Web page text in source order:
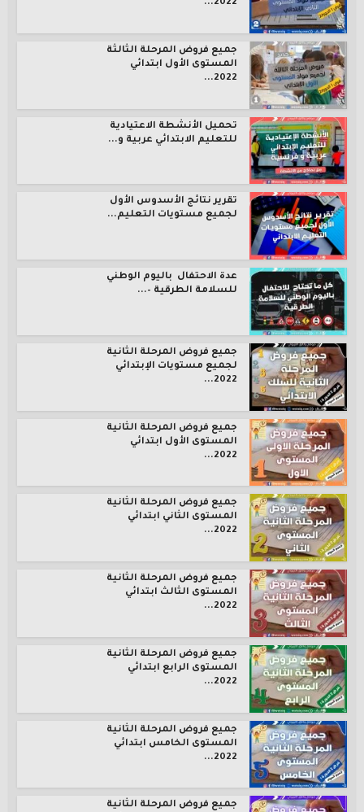
2022...
جميع فروض المرحلة الثالثة
المستوى الأول ابتدائي
2022...
تحميل الأنشطة الاعتيادية
للتعليم الابتدائي عربية و...
تقرير نتائج الأسدوس الأول
لجميع مستويات التعليم...
عدة الاحتفال باليوم الوطني
للسلامة الطرقية –...
جميع فروض المرحلة الثانية
لجميع مستويات الإبتدائي
2022...
جميع فروض المرحلة الثانية
المستوى الأول ابتدائي
2022...
جميع فروض المرحلة الثانية
المستوى الثاني ابتدائي
2022...
جميع فروض المرحلة الثانية
المستوى الثالث ابتدائي
2022...
جميع فروض المرحلة الثانية
المستوى الرابع ابتدائي
2022...
جميع فروض المرحلة الثانية
المستوى الخامس ابتدائي
2022...
جميع فروض المرحلة الثانية